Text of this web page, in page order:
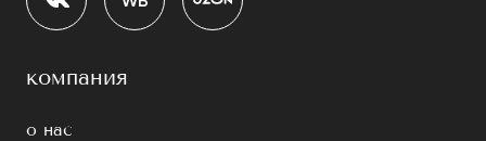
компания
о нас